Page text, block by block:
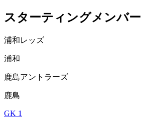
スターティングメンバー
浦和レッズ
浦和
鹿島アントラーズ
鹿島
GK 1